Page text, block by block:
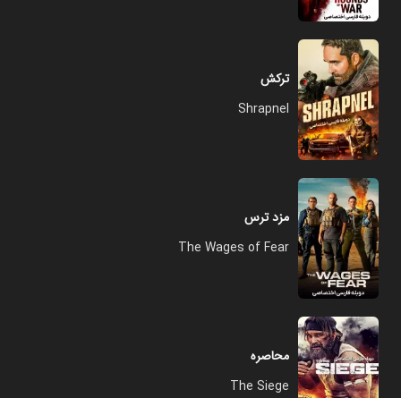
ترکش
Shrapnel
مزد ترس
The Wages of Fear
محاصره
The Siege